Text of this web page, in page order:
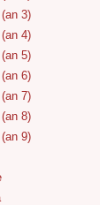
3)
4)
5)
6)
7)
8)
9)